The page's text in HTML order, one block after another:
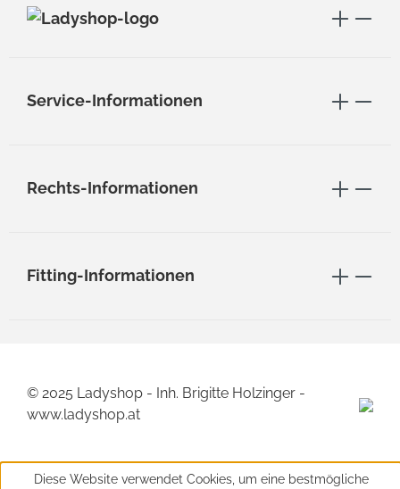
Service-Informationen
Rechts-Informationen
Fitting-Informationen
© 2025 Ladyshop - Inh. Brigitte Holzinger -
www.ladyshop.at
Diese Website verwendet Cookies, um eine bestmögliche